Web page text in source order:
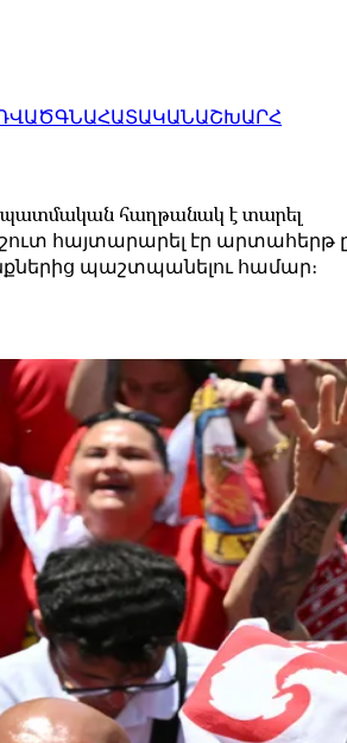
ԳՆԱՀԱՏԱԿԱՆԱՇԽԱՐՀ
պատմական հաղթանակ է տարել
հայտարարել էր արտահերթ
պաշտպանելու համար։